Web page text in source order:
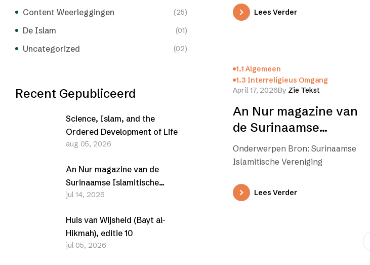
Lees Verder
1.1 Algemeen
1.3 Interreligieus Omgang
April 17, 2026By Zie Tekst
An Nur magazine van
de Surinaamse
Islamtische Vereniging
(SIV) – April
Onderwerpen Bron: Surinaamse
Islamitische Vereniging
Lees Verder
Content Weerleggingen (25)
De Islam (01)
Uncategorized (02)
Recent Gepubliceerd
Science, Islam, and the
Ordered Development of Life
aug 05, 2026
An Nur magazine van de
Surinaamse Islamitische
Vereniging (SIV) –
jul 14, 2026
Huis van Wijsheid (Bayt al-
Hikmah), editie 10
jul 05, 2026